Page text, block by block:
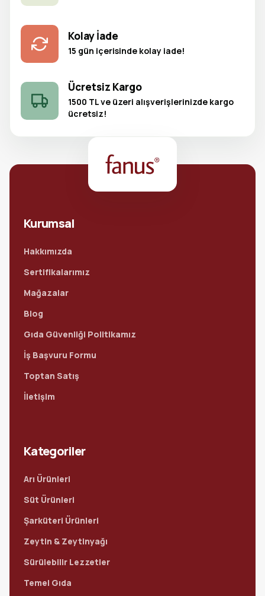
Kolay İade
15 gün içerisinde kolay iade!
Ücretsiz Kargo
1500 TL ve üzeri alışverişlerinizde kargo
ücretsiz!
Kurumsal
Hakkımızda
Sertifikalarımız
Mağazalar
Blog
Gıda Güvenliği Politikamız
İş Başvuru Formu
Toptan Satış
İletişim
Kategoriler
Arı Ürünleri
Süt Ürünleri
Şarküteri Ürünleri
Zeytin & Zeytinyağı
Sürülebilir Lezzetler
Temel Gıda